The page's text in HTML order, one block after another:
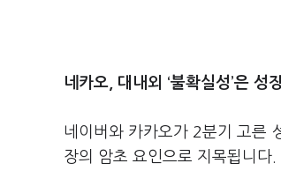
네카오, 대내외 ‘불확실성’은 성
네이버와 카카오가 2분기 고른
장의 암초 요인으로 지목됩니다